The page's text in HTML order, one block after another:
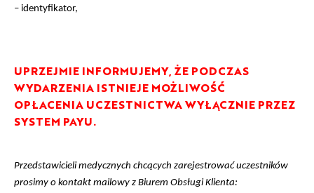
– identyfikator,
UPRZEJMIE INFORMUJEMY, ŻE PODCZAS
WYDARZENIA ISTNIEJE MOŻLIWOŚĆ
OPŁACENIA UCZESTNICTWA WYŁĄCZNIE PRZEZ
SYSTEM PAYU.
Przedstawicieli medycznych chcących zarejestrować uczestników
prosimy o kontakt mailowy z Biurem Obsługi Klienta: